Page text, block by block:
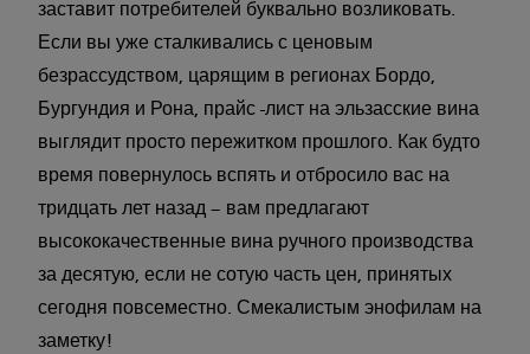
заставит потребителей буквально возликовать.
Если вы уже сталкивались с ценовым
безрассудством, царящим в регионах Бордо,
Бургундия и Рона, прайс -лист на эльзасские вина
выглядит просто пережитком прошлого. Как будто
время повернулось вспять и отбросило вас на
тридцать лет назад – вам предлагают
высококачественные вина ручного производства
за десятую, если не сотую часть цен, принятых
сегодня повсеместно. Смекалистым энофилам на
заметку!